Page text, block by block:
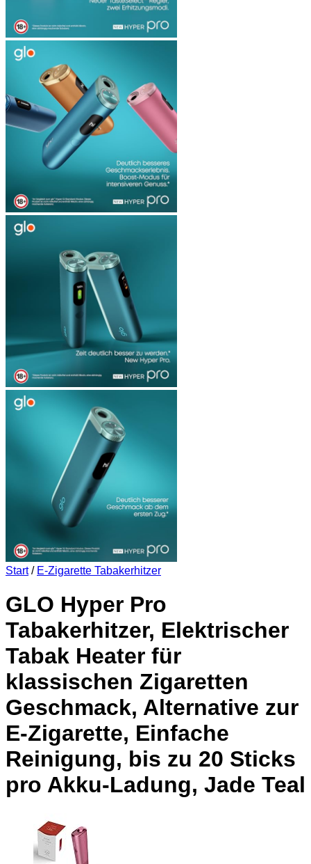
Start / E-Zigarette Tabakerhitzer
GLO Hyper Pro
Tabakerhitzer, Elektrischer
Tabak Heater für
klassischen Zigaretten
Geschmack, Alternative zur
E-Zigarette, Einfache
Reinigung, bis zu 20 Sticks
pro Akku-Ladung, Jade Teal